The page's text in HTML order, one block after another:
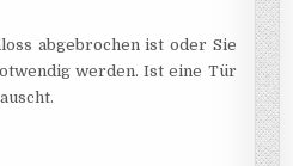
abgebrochen ist oder Sie
werden. Ist eine Tür